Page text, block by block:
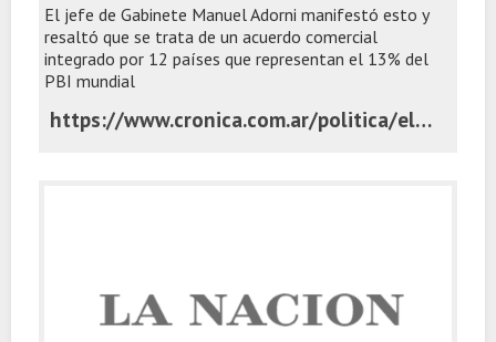
El jefe de Gabinete Manuel Adorni manifestó esto y
resaltó que se trata de un acuerdo comercial
integrado por 12 países que representan el 13% del
PBI mundial
https://www.cronica.com.ar/politica/el-gobierno-anuncio-que-presentara-este-miercoles-su-adhesion-al-tratado-transpacifico/